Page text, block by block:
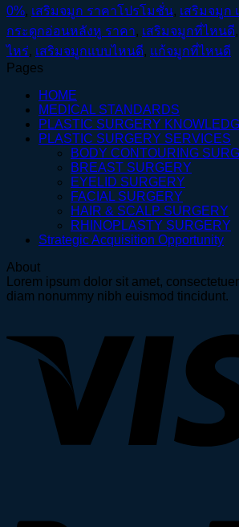
0%, เสริมจมูก ราคาโปรโมชั่น, เสริมจมูก
กระดูกอ่อนหลังหู ราคา, เสริมจมูกที่ไหนดี,
ไหร่, เสริมจมูกแบบไหนดี, แก้จมูกที่ไหนดี
Pages
HOME
MEDICAL STANDARDS
PLASTIC SURGERY
PLASTIC SURGERY SERVICES
BODY CONTOURING
BREAST SURGERY
EYELID SURGERY
FACIAL SURGERY
HAIR & SCALP SURGERY
RHINOPLASTY SURGERY
Strategic Acquisition Opportunity
About
Lorem ipsum dolor sit amet,
diam nonummy nibh euismod tincidunt.